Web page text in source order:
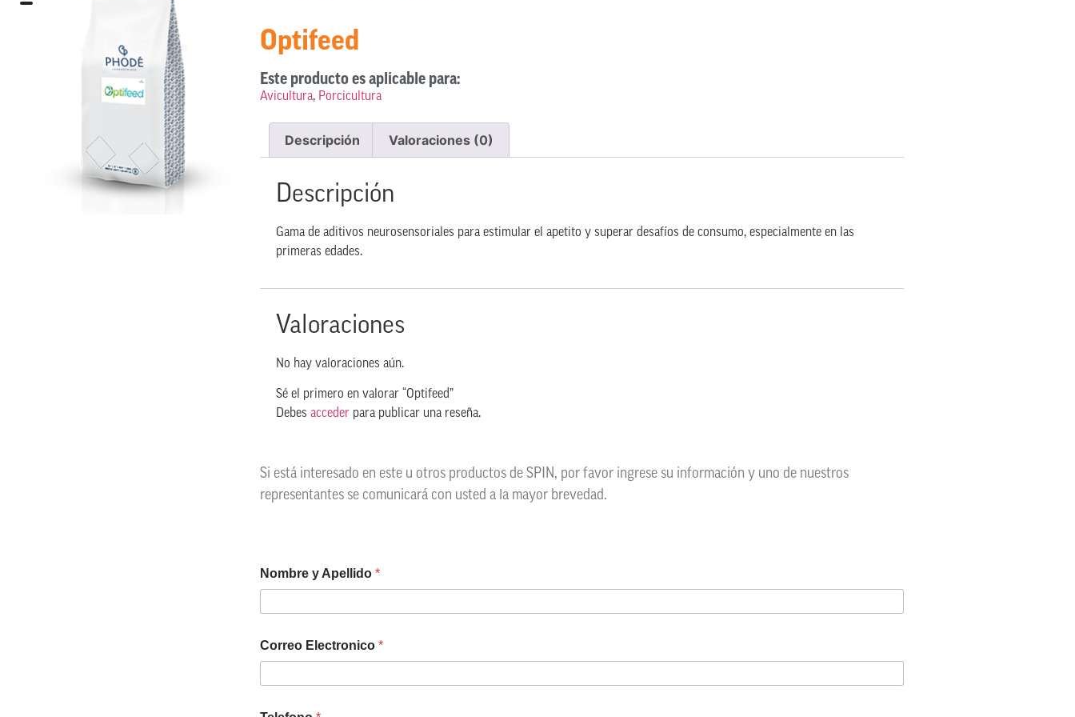
Optifeed
Este producto es aplicable para:
Avicultura, Porcicultura
Descripción Valoraciones (0)
Descripción
Gama de aditivos neurosensoriales para estimular el apetito y superar desafíos de consumo, especialmente en las
primeras edades.
Valoraciones
No hay valoraciones aún.
Sé el primero en valorar “Optifeed”
Debes accederpara publicar una reseña.
Si está interesado en este u otros productos de SPIN, por favor ingrese su información y uno de nuestros
representantes se comunicará con usted a la mayor brevedad.
Nombre y Apellido *
Correo Electronico *